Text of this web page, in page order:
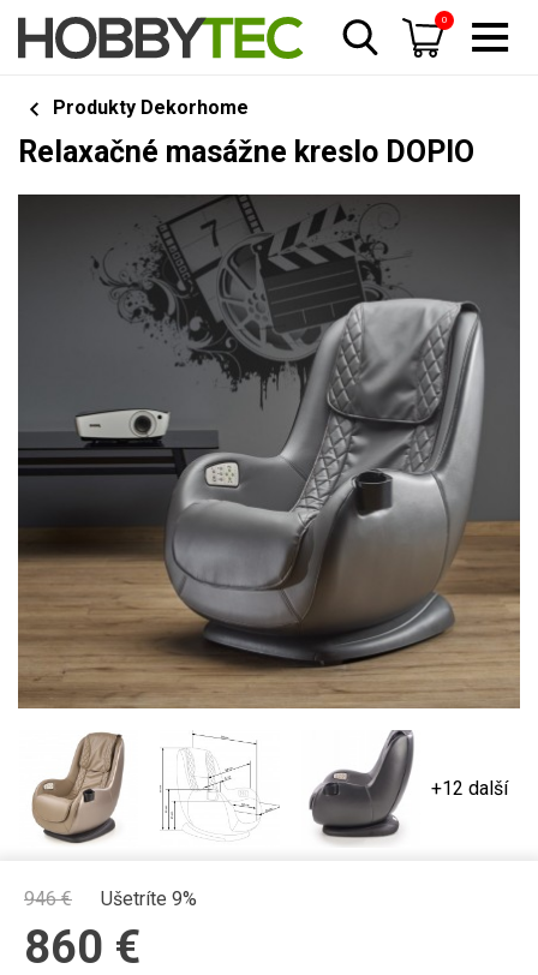
0
Produkty Dekorhome
Relaxačné masážne kreslo DOPIO
+12 další
946€ Ušetríte 9%
860 €